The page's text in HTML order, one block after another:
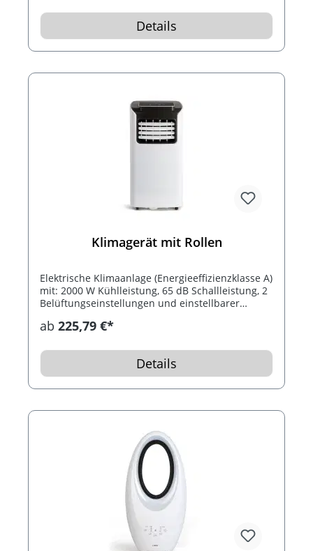
Abschaltung, ohne Bedenken den Wohnbereich
Details
Klimagerät mit Rollen
Elektrische Klimaanlage (Energieeffizienzklasse A)
mit: 2000 W Kühlleistung, 65 dB Schallleistung, 2
Belüftungseinstellungen und einstellbarer
ist geeignet für eine Fläche von bis zu 20 m2 und
werden. Zudem besitzt diese eine
Luftentfeuchter-und Belüftungsfunktion, ein
Untergestell mit 4 Rollen und ist programmierbar
bis zu 24 Stunden. Mit Zubehör inklusive:
ab 225,79 €*
Details